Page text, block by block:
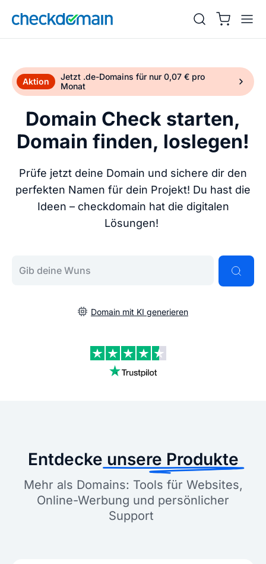
Aktion
Jetzt .de-Domains für nur 0,07 € pro
Monat
Domain Check starten,
Domain finden, loslegen!
Prüfe jetzt deine Domain und sichere dir den
perfekten Namen für dein Projekt! Du hast die
Ideen – checkdomain hat die digitalen
Lösungen!
Domain mit KI generieren
Entdecke unsere Produkte
Mehr als Domains: Tools für Websites,
Online-Werbung und persönlicher
Support